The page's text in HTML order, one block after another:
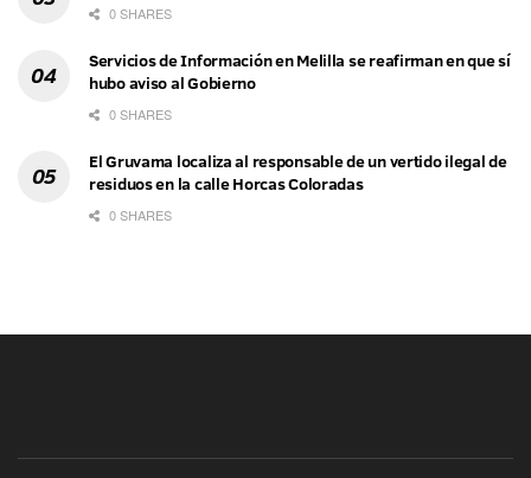
0 SHARES
Servicios de Información en Melilla se reafirman en que sí
hubo aviso al Gobierno
0 SHARES
El Gruvama localiza al responsable de un vertido ilegal de
residuos en la calle Horcas Coloradas
0 SHARES